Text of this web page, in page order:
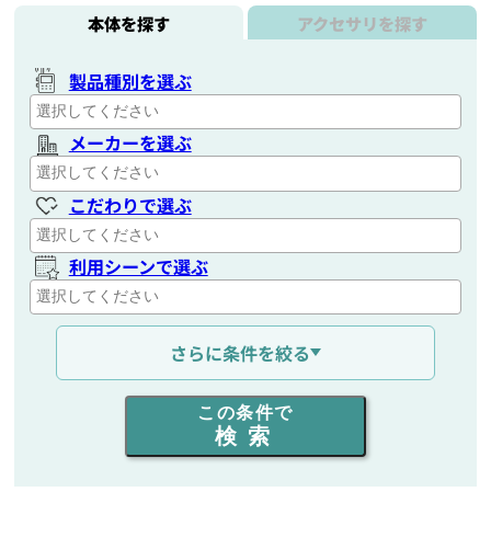
本体を探す アクセサリを探す
製品種別を選ぶ
メーカーを選ぶ
こだわりで選ぶ
利用シーンで選ぶ
通信距離を選ぶ
出力を選ぶ
同時通話人数を選ぶ
さらに条件を絞る
この条件で
検索